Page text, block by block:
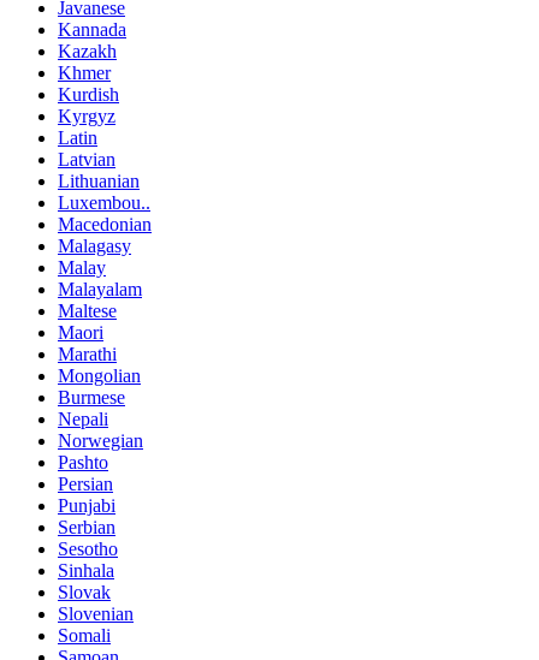
Javanese
Kannada
Kazakh
Khmer
Kurdish
Kyrgyz
Latin
Latvian
Lithuanian
Luxembou..
Macedonian
Malagasy
Malay
Malayalam
Maltese
Maori
Marathi
Mongolian
Burmese
Nepali
Norwegian
Pashto
Persian
Punjabi
Serbian
Sesotho
Sinhala
Slovak
Slovenian
Somali